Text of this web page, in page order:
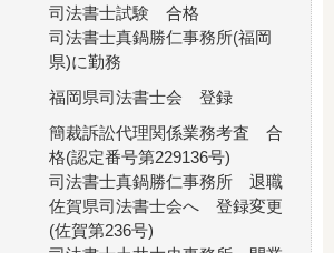
司法書士試験 合格
司法書士真鍋勝仁事務所(福岡
県)に勤務
福岡県司法書士会 登録
簡裁訴訟代理関係業務考査 合
格(認定番号第229136号)
司法書士真鍋勝仁事務所 退職
佐賀県司法書士会へ 登録変更
(佐賀第236号)